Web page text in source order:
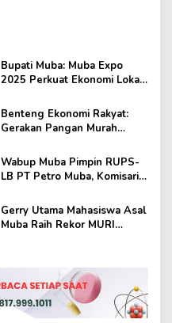
Bupati Muba: Muba Expo
2025 Perkuat Ekonomi Lokal
Benteng Ekonomi Rakyat:
Gerakan Pangan Murah
Wabup Muba Pimpin RUPS-
LB PT Petro Muba, Komisaris
Disahkan
Gerry Utama Mahasiswa Asal
Muba Raih Rekor MURI